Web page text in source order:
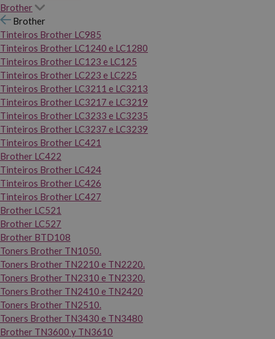
Brother
Brother
Tinteiros Brother LC985
Tinteiros Brother LC1240 e LC1280
Tinteiros Brother LC123 e LC125
Tinteiros Brother LC223 e LC225
Tinteiros Brother LC3211 e LC3213
Tinteiros Brother LC3217 e LC3219
Tinteiros Brother LC3233 e LC3235
Tinteiros Brother LC3237 e LC3239
Tinteiros Brother LC421
Brother LC422
Tinteiros Brother LC424
Tinteiros Brother LC426
Tinteiros Brother LC427
Brother LC521
Brother LC527
Brother BTD108
Toners Brother TN1050.
Toners Brother TN2210 e TN2220.
Toners Brother TN2310 e TN2320.
Toners Brother TN2410 e TN2420
Toners Brother TN2510.
Toners Brother TN3430 e TN3480
Brother TN3600 y TN3610